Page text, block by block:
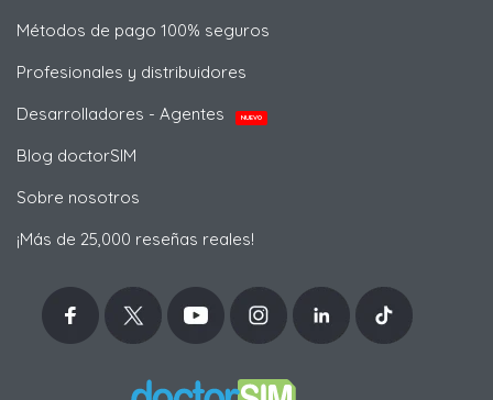
Métodos de pago 100% seguros
Profesionales y distribuidores
Desarrolladores - Agentes
NUEVO
Blog doctorSIM
Sobre nosotros
¡Más de 25,000 reseñas reales!